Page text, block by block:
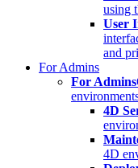
using
User
and
For Admins
For Admins
4D
4D